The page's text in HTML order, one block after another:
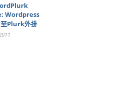
Wordpress
Plurk外掛